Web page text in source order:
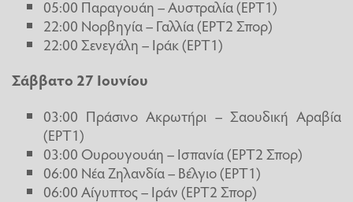
05:00 Παραγουάη – Αυστραλία (ΕΡΤ1)
22:00 Νορβηγία – Γαλλία (ΕΡΤ2 Σπορ)
22:00 Σενεγάλη – Ιράκ (ΕΡΤ1)
Σάββατο 27 Ιουνίου
03:00 Πράσινο Ακρωτήρι – Σαουδική Αραβία
(ΕΡΤ1)
03:00 Ουρουγουάη – Ισπανία (ΕΡΤ2 Σπορ)
06:00 Νέα Ζηλανδία – Βέλγιο (ΕΡΤ1)
06:00 Αίγυπτος – Ιράν (ΕΡΤ2 Σπορ)